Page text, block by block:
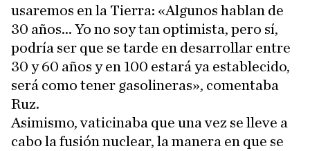
usaremos en la Tierra: «Algunos hablan de
30 años... Yo no soy tan optimista, pero sí,
podría ser que se tarde en desarrollar entre
30 y 60 años y en 100 estará ya establecido,
será como tener gasolineras», comentaba
Ruz.
Asimismo, vaticinaba que una vez se lleve a
cabo la fusión nuclear, la manera en que se